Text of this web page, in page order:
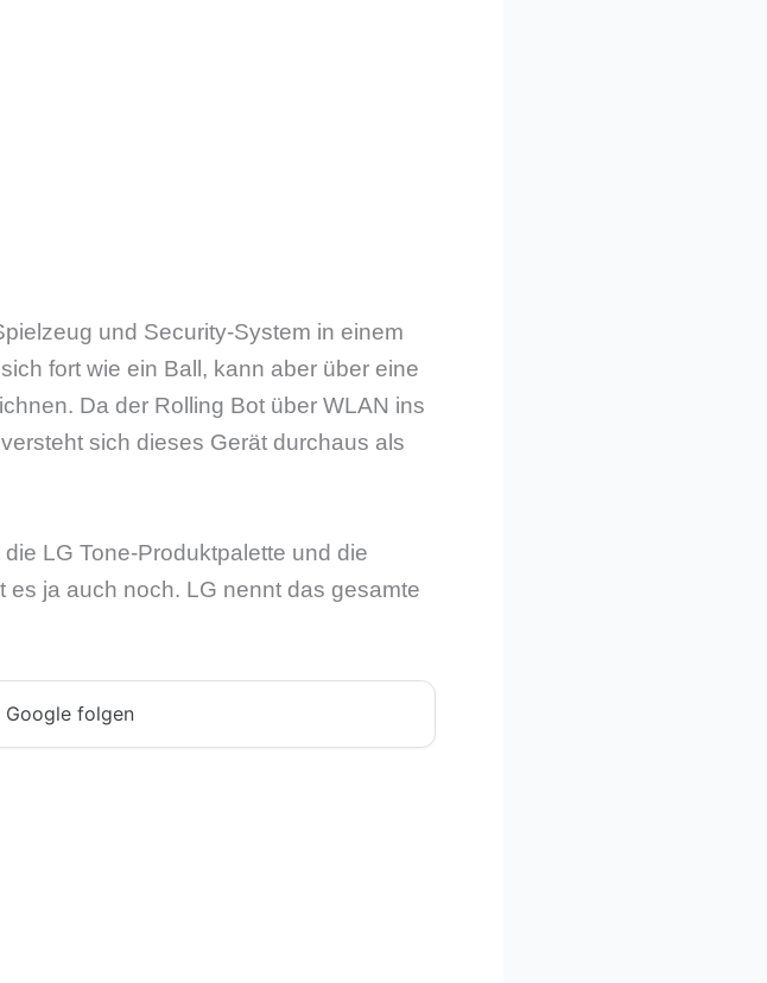
und Security-System in einem
fort wie ein Ball, kann aber über eine
Da der Rolling Bot über WLAN ins
sich dieses Gerät durchaus als
LG Tone-Produktpalette und die
ja auch noch. LG nennt das gesamte
Google folgen